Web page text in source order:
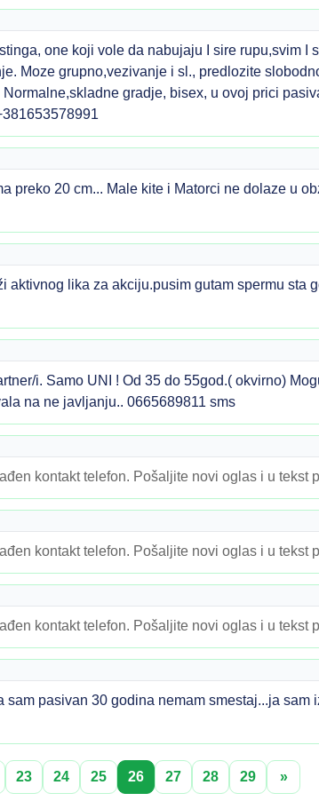
one koji vole da nabujaju I sire rupu,svim I
Moze grupno,vezivanje i sl., predlozite
gradje, bisex, u ovoj prici
preko 20 cm... Male kite i Matorci ne dolaze u
aktivnog lika za akciju.pusim gutam spermu sta
i. Samo UNI ! Od 35 do 55god.( okvirno)
na ne javljanju.. 0665689811 sms
kontakt telefon. Pošaljite novi oglas i u tekst
kontakt telefon. Pošaljite novi oglas i u tekst
kontakt telefon. Pošaljite novi oglas i u tekst
sam pasivan 30 godina nemam smestaj...ja
23 24 25 26 27 28 29 »